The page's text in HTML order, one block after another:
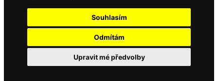
Souhlasím
Odmítám
Upravit mé předvolby